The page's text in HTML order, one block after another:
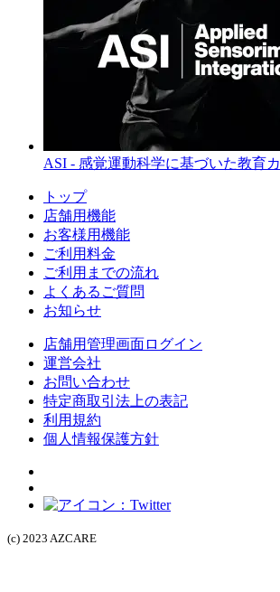
ASI - 感覚運動科学に基づいた教育
トップ
店舗用機能
お客様用機能
ご利用料金
ご利用までの流れ
よくあるご質問
お知らせ
店舗用管理画面ログイン
運営会社
お問い合わせ
特定商取引法上の表記
利用規約
個人情報保護方針
(c) 2023 AZCARE